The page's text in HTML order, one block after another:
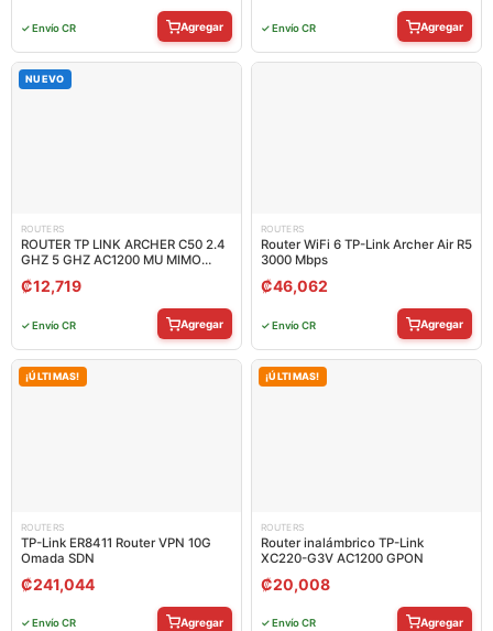
✓ Envío CR Agregar ✓ Envío CR Agregar
NUEVO
ROUTERS
ROUTER TP LINK ARCHER C50 2.4
GHZ 5 GHZ AC1200 MU MIMO
PUERTO WAN
₡12,719
✓ Envío CR Agregar
ROUTERS
Router WiFi 6 TP-Link Archer Air R5
3000 Mbps
₡46,062
✓ Envío CR Agregar
¡ÚLTIMAS!
ROUTERS
TP-Link ER8411 Router VPN 10G
Omada SDN
₡241,044
✓ Envío CR Agregar
¡ÚLTIMAS!
ROUTERS
Router inalámbrico TP-Link
XC220-G3V AC1200 GPON
₡20,008
✓ Envío CR Agregar